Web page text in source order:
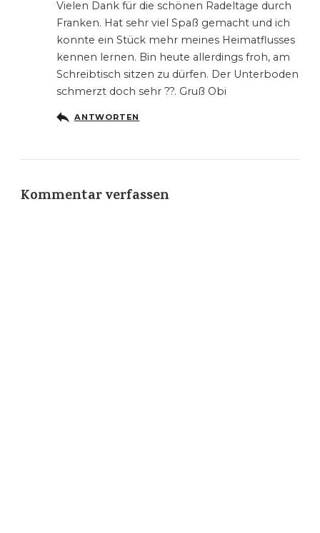
Vielen Dank für die schönen Radeltage durch
Franken. Hat sehr viel Spaß gemacht und ich
konnte ein Stück mehr meines Heimatflusses
kennen lernen. Bin heute allerdings froh, am
Schreibtisch sitzen zu dürfen. Der Unterboden
schmerzt doch sehr ?‍?. Gruß Obi
ANTWORTEN
Kommentar verfassen